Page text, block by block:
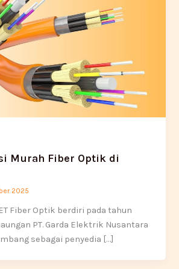
Murah Fiber Optik di
2025
Fiber Optik berdiri pada tahun
PT. Garda Elektrik Nusantara
sebagai penyedia […]